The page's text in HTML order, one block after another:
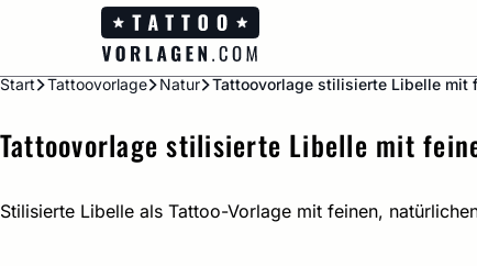
Start Tattoovorlage Natur Tattoovorlage stilisierte Libelle mit
Tattoovorlage stilisierte Libelle mit
Stilisierte Libelle als Tattoo-Vorlage mit feinen,